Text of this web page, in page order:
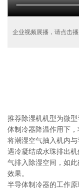
企业视频展播，请点击
推荐除湿机机型为微
体制冷器降温作用下
将潮湿空气抽入机内
遇冷凝结成水珠排出
气排入除湿空间，如
效果。
半导体制冷器的工作